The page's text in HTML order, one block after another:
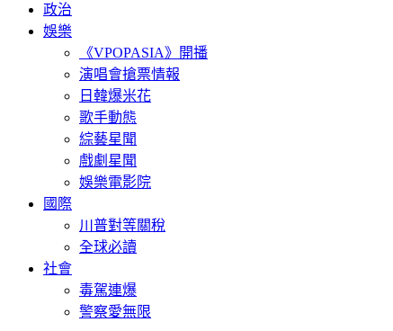
政治
娛樂
《VPOPASIA》開播
演唱會搶票情報
日韓爆米花
歌手動態
綜藝星聞
戲劇星聞
娛樂電影院
國際
川普對等關稅
全球必讀
社會
毒駕連爆
警察愛無限